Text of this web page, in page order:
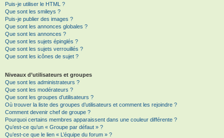
Puis-je utiliser le HTML ?
Que sont les smileys ?
Puis-je publier des images ?
Que sont les annonces globales ?
Que sont les annonces ?
Que sont les sujets épinglés ?
Que sont les sujets verrouillés ?
Que sont les icônes de sujet ?
Niveaux d’utilisateurs et groupes
Que sont les administrateurs ?
Que sont les modérateurs ?
Que sont les groupes d’utilisateurs ?
Où trouver la liste des groupes d’utilisateurs et comment les rejoindre ?
Comment devenir chef de groupe ?
Pourquoi certains membres apparaissent dans une couleur différente ?
Qu’est-ce qu’un « Groupe par défaut » ?
Qu’est-ce que le lien « L’équipe du forum » ?